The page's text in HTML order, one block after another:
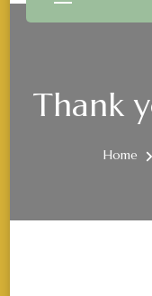
Thank
Home